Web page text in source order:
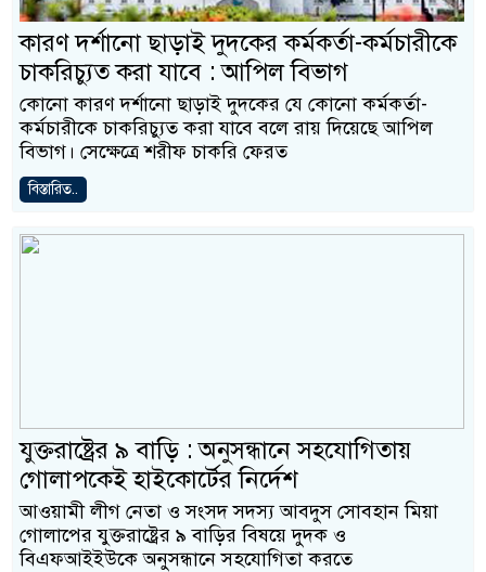
কারণ দর্শানো ছাড়াই দুদকের কর্মকর্তা-কর্মচারীকে
চাকরিচ্যুত করা যাবে : আপিল বিভাগ
কোনো কারণ দর্শানো ছাড়াই দুদকের যে কোনো কর্মকর্তা-
কর্মচারীকে চাকরিচ্যুত করা যাবে বলে রায় দিয়েছে আপিল
বিভাগ। সেক্ষেত্রে শরীফ চাকরি ফেরত
বিস্তারিত..
যুক্তরাষ্ট্রের ৯ বাড়ি : অনুসন্ধানে সহযোগিতায়
গোলাপকেই হাইকোর্টের নির্দেশ
আওয়ামী লীগ নেতা ও সংসদ সদস্য আবদুস সোবহান মিয়া
গোলাপের যুক্তরাষ্ট্রের ৯ বাড়ির বিষয়ে দুদক ও
বিএফআইইউকে অনুসন্ধানে সহযোগিতা করতে